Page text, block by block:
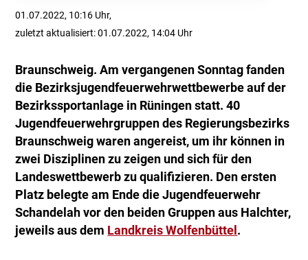
01.07.2022, 10:16 Uhr,
zuletzt aktualisiert: 01.07.2022, 14:04 Uhr
Braunschweig. Am vergangenen Sonntag fanden
die Bezirksjugendfeuerwehrwettbewerbe auf der
Bezirkssportanlage in Rüningen statt. 40
Jugendfeuerwehrgruppen des Regierungsbezirks
Braunschweig waren angereist, um ihr können in
zwei Disziplinen zu zeigen und sich für den
Landeswettbewerb zu qualifizieren. Den ersten
Platz belegte am Ende die Jugendfeuerwehr
Schandelah vor den beiden Gruppen aus Halchter,
jeweils aus dem Landkreis Wolfenbüttel .